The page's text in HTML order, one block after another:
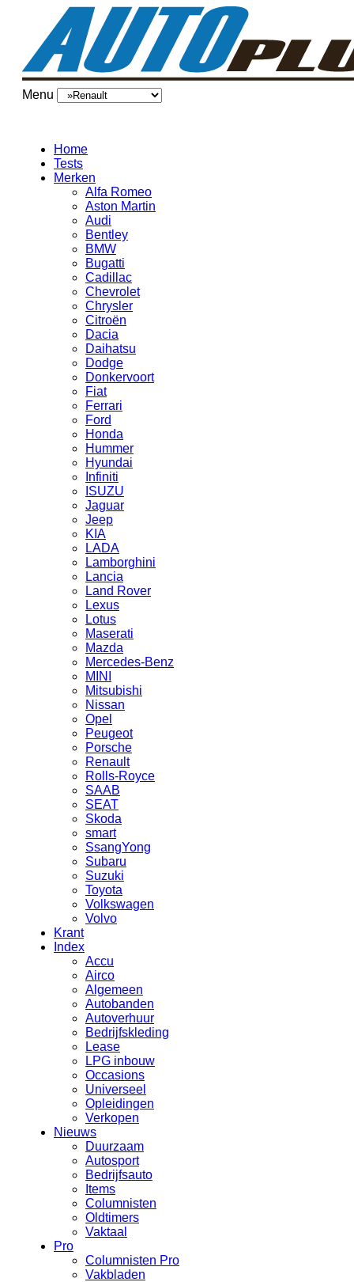
Menu
Home
Tests
Merken
Alfa Romeo
Aston Martin
Audi
Bentley
BMW
Bugatti
Cadillac
Chevrolet
Chrysler
Citroën
Dacia
Daihatsu
Dodge
Donkervoort
Fiat
Ferrari
Ford
Honda
Hummer
Hyundai
Infiniti
ISUZU
Jaguar
Jeep
KIA
LADA
Lamborghini
Lancia
Land Rover
Lexus
Lotus
Maserati
Mazda
Mercedes-Benz
MINI
Mitsubishi
Nissan
Opel
Peugeot
Porsche
Renault
Rolls-Royce
SAAB
SEAT
Skoda
smart
SsangYong
Subaru
Suzuki
Toyota
Volkswagen
Volvo
Krant
Index
Accu
Airco
Algemeen
Autobanden
Autoverhuur
Bedrijfskleding
Lease
LPG inbouw
Occasions
Universeel
Opleidingen
Verkopen
Nieuws
Duurzaam
Autosport
Bedrijfsauto
Items
Columnisten
Oldtimers
Vaktaal
Pro
Columnisten Pro
Vakbladen